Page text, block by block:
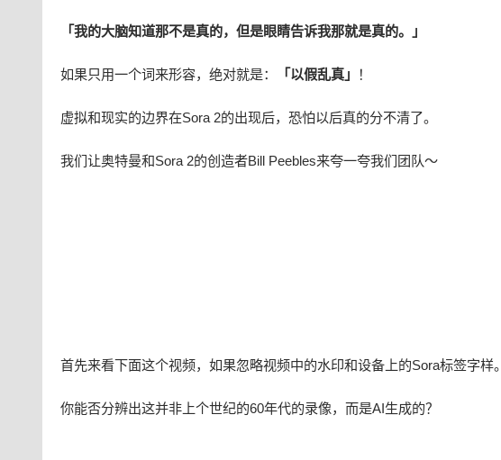
「我的大脑知道那不是真的，但是眼睛告诉我那就是真的。」
如果只用一个词来形容，绝对就是： 「以假乱真」 ！
虚拟和现实的边界在Sora 2的出现后，恐怕以后真的分不清了。
我们让奥特曼和Sora 2的创造者Bill Peebles来夸一夸我们团队～
首先来看下面这个视频，如果忽略视频中的水印和设备上的Sora标签字样。
你能否分辨出这并非上个世纪的60年代的录像，而是AI生成的？